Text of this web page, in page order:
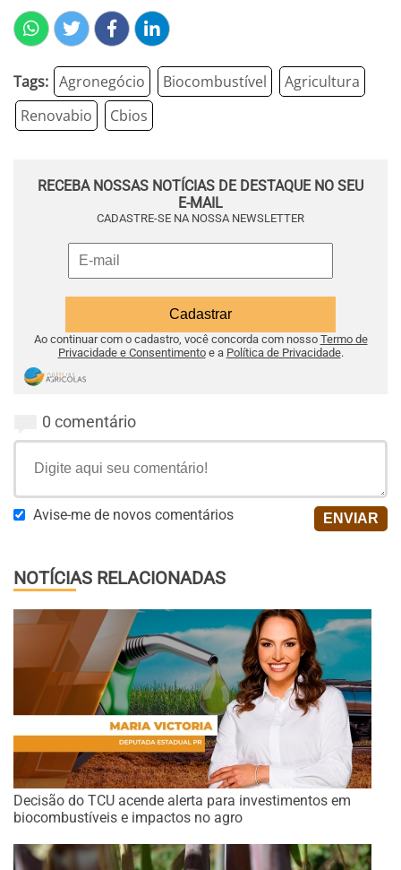
Tags: Agronegócio Biocombustível
Agricultura
Renovabio
Cbios
RECEBA NOSSAS NOTÍCIAS DE DESTAQUE NO SEU
E-MAIL
CADASTRE-SE NA NOSSA NEWSLETTER
Ao continuar com o cadastro, você concorda com nosso Termo de
Privacidade e Consentimentoe a Política de Privacidade.
0 comentário
Avise-me de novos comentários
NOTÍCIAS RELACIONADAS
Decisão do TCU acende alerta para investimentos em
biocombustíveis e impactos no agro